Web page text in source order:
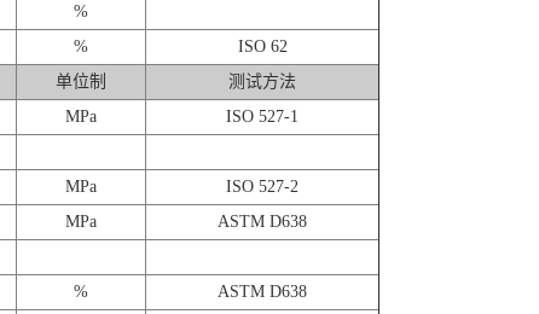
%
%
ISO 62
单位制
测试方法
MPa
ISO 527-1
MPa
ISO 527-2
MPa
ASTM D638
%
ASTM D638